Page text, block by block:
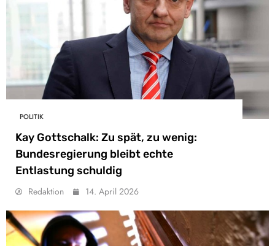
POLITIK
Kay Gottschalk: Zu spät, zu wenig:
Bundesregierung bleibt echte
Entlastung schuldig
Redaktion 14. April 2026